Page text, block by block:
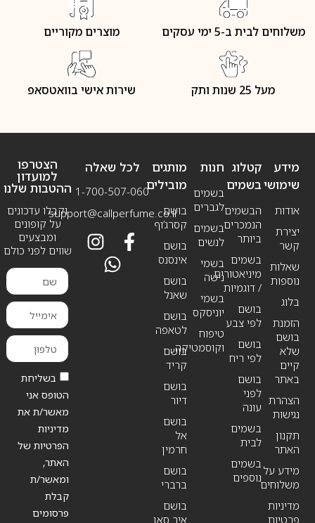
משלוחים לבית ב-5 ימי עסקים מוצרים מקוריים
מעל 25 שנות ותק שירות אישי בוואטסאפ
מידע
שימושי
אודות
יצירת
קשר
שאלות
נוספות
בלוג
הזמנת
בושם
שלא
קיים
באתר
הצהרת
נגישות
תקנון
האתר
מידע על
משלוחים
מדיניות
פרטיות
חנות
בשמים
לגברים
בשמים
לנשים
בשמי
נישה
בשמי
יוניסקס
טיפוח
וקוסמטיקה
קטלוג
בשמים
הבשמים
הנמכרים
ביותר
בשמים
מיניאטורים
/ דוגמיות
בושם
לפי צבע
בושם
לפי ריח
בושם
לפני
עונה
בשמים
לבית
בשמים
נוספים
מותגים
מובילים
בושם
קסרג’וף
בושם
אינסנס
בושם
שאנל
בושם
לטאפה
בושם
קריד
בושם
דיור
בושם
אל
חרמין
בושם
ברברי
בושם
איב סאן
לכל שאלה
1-700-507-060
support@callperfume.co.il
הצטרפו
למועדון
ההטבות שלנו
וקבלו עדכונים
על קופונים
ומבצעים
שווים לפני כולם
בשליחת
הטופס אני
מאשר/ת את
מדיניות
הפרטיות של
האתר,
ומאשר/ת
קבלת
פרסומים